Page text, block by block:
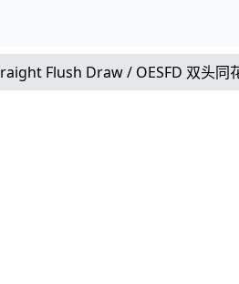
Flush Draw / OESFD 双头同